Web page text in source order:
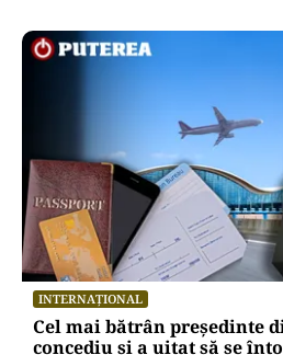
INTERNAȚIONAL
Cel mai bătrân președinte
concediu și a uitat să se